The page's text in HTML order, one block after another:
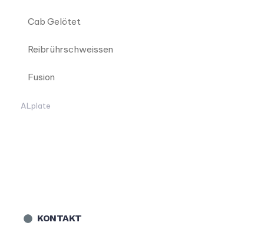
Cab Gelötet
Reibrührschweissen
Fusion
ALplate
KONTAKT